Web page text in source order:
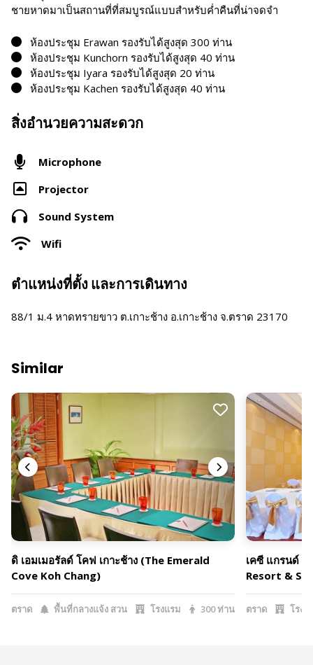
ชายหาดมาเป็นสถานที่ที่สมบูรณ์แบบสำหรับค่ำคืนที่น่าจดจำ
ห้องประชุม Erawan รองรับได้สูงสุด 300 ท่าน
ห้องประชุม Kunchorn รองรับได้สูงสุด 40 ท่าน
ห้องประชุม Iyara รองรับได้สูงสุด 20 ท่าน
ห้องประชุม Kachen รองรับได้สูงสุด 40 ท่าน
สิ่งอำนวยความสะดวก
Microphone
Projector
Sound System
Wifi
ตำแหน่งที่ตั้ง และการเดินทาง
88/1 ม.4 หาดทรายขาว ต.เกาะช้าง อ.เกาะช้าง จ.ตราด 23170
Similar
ดิ เอมเมอรัลด์ โคฟ เกาะช้าง (The Emerald
Cove Koh Chang)
ตราด พื้นที่กลางแจ้ง สวน โรงแรม 300 ท่าน
เคซี แกรนด์ รี
Resort &
ตราด โรงแ